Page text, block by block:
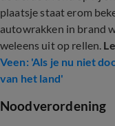
plaatsje staat erom
autowrakken in brand
weleens uit op rellen.
Veen: 'Als je nu niet
van het land'
Noodverordening